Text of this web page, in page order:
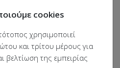
cookies
χρησιμοποιεί
και τρίτου μέρους για
βελτίωση της εμπειρίας